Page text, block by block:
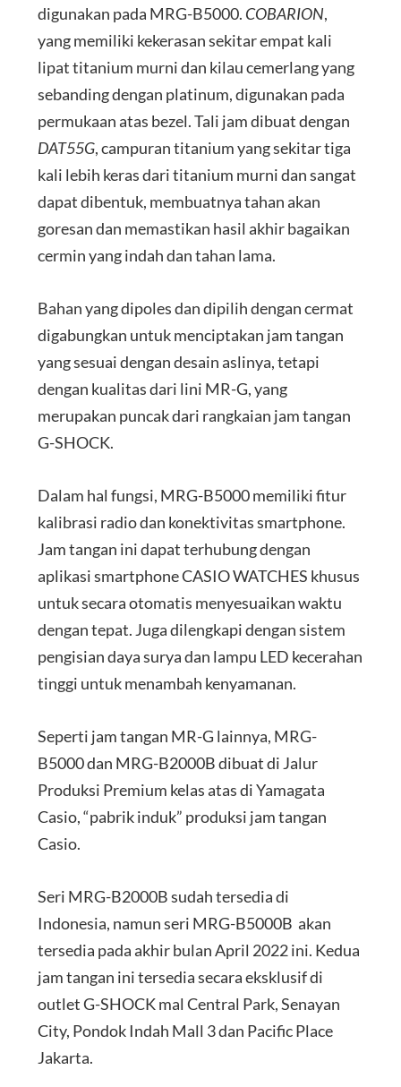
digunakan pada MRG-B5000. COBARION,
yang memiliki kekerasan sekitar empat kali
lipat titanium murni dan kilau cemerlang yang
sebanding dengan platinum, digunakan pada
permukaan atas bezel. Tali jam dibuat dengan
DAT55G, campuran titanium yang sekitar tiga
kali lebih keras dari titanium murni dan sangat
dapat dibentuk, membuatnya tahan akan
goresan dan memastikan hasil akhir bagaikan
cermin yang indah dan tahan lama.
Bahan yang dipoles dan dipilih dengan cermat
digabungkan untuk menciptakan jam tangan
yang sesuai dengan desain aslinya, tetapi
dengan kualitas dari lini MR-G, yang
merupakan puncak dari rangkaian jam tangan
G-SHOCK.
Dalam hal fungsi, MRG-B5000 memiliki fitur
kalibrasi radio dan konektivitas smartphone.
Jam tangan ini dapat terhubung dengan
aplikasi smartphone CASIO WATCHES khusus
untuk secara otomatis menyesuaikan waktu
dengan tepat. Juga dilengkapi dengan sistem
pengisian daya surya dan lampu LED kecerahan
tinggi untuk menambah kenyamanan.
Seperti jam tangan MR-G lainnya, MRG-
B5000 dan MRG-B2000B dibuat di Jalur
Produksi Premium kelas atas di Yamagata
Casio, “pabrik induk” produksi jam tangan
Casio.
Seri MRG-B2000B sudah tersedia di
Indonesia, namun seri MRG-B5000B akan
tersedia pada akhir bulan April 2022 ini. Kedua
jam tangan ini tersedia secara eksklusif di
outlet G-SHOCK mal Central Park, Senayan
City, Pondok Indah Mall 3 dan Pacific Place
Jakarta.